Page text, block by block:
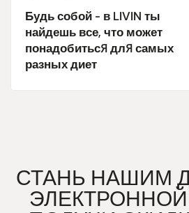
Будь собой - в LIVIN ты
найдешь все, что может
понадобиться для самых
разных диет
СТАНЬ НАШИМ